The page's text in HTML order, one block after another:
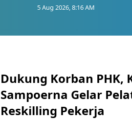
5 Aug 2026, 8:16 AM
Dukung Korban PHK,
Sampoerna Gelar
Reskilling Pekerja